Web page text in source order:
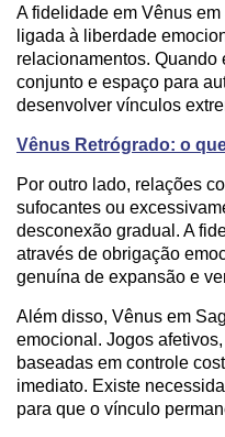
A fidelidade em Vênus
ligada à liberdade
relacionamentos. Quando
conjunto e espaço para
desenvolver vínculos
Vênus Retrógrado: o
Por outro lado, relações
sufocantes ou
desconexão gradual. A
através de obrigação
genuína de expansão e
Além disso, Vênus em
emocional. Jogos
baseadas em controle
imediato. Existe
para que o vínculo